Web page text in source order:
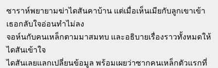
ซาราห์พยายามฆ่าไดสันคาบ้าน แต่เมื่อเห็นเมียกับลูกเขาเข้า
เธอกลับใจอ่อนทำไม่ลง
จอห์นกับคนเหล็กตามมาสมทบ และอธิบายเรื่องราวทั้งหมดให้
ไดสันเข้าใจ
ไดสันเลยแลกเปลี่ยนข้อมูล พร้อมเผยว่าซากคนเหล็กตัวแรกที่